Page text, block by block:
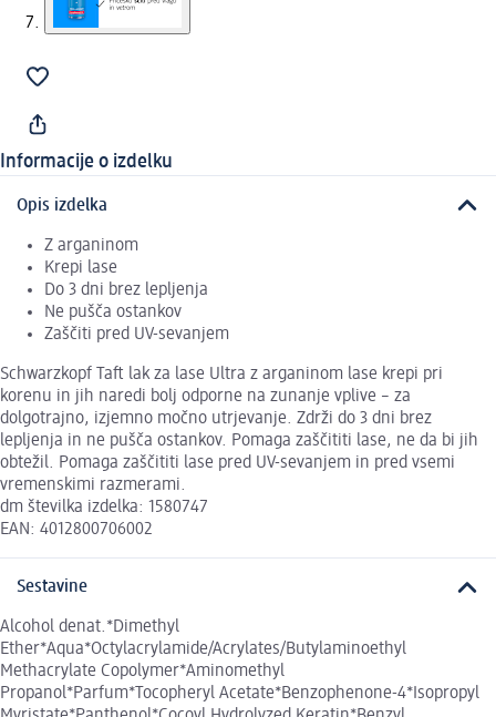
Informacije o izdelku
Opis izdelka
Z arganinom
Krepi lase
Do 3 dni brez lepljenja
Ne pušča ostankov
Zaščiti pred UV-sevanjem
Schwarzkopf Taft lak za lase Ultra z arganinom lase krepi pri
korenu in jih naredi bolj odporne na zunanje vplive – za
dolgotrajno, izjemno močno utrjevanje. Zdrži do 3 dni brez
lepljenja in ne pušča ostankov. Pomaga zaščititi lase, ne da bi jih
obtežil. Pomaga zaščititi lase pred UV-sevanjem in pred vsemi
vremenskimi razmerami.
dm številka izdelka: 1580747
EAN: 4012800706002
Sestavine
Alcohol denat.*Dimethyl
Ether*Aqua*Octylacrylamide/Acrylates/Butylaminoethyl
Methacrylate Copolymer*Aminomethyl
Propanol*Parfum*Tocopheryl Acetate*Benzophenone-4*Isopropyl